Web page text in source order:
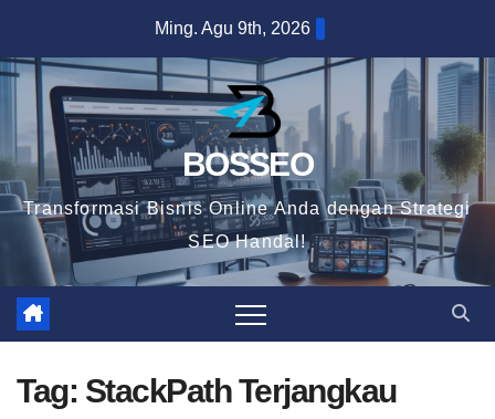
content
Ming. Agu 9th, 2026
BOSSEO
Transformasi Bisnis Online Anda dengan Strategi
SEO Handal!
Tag: StackPath Terjangkau